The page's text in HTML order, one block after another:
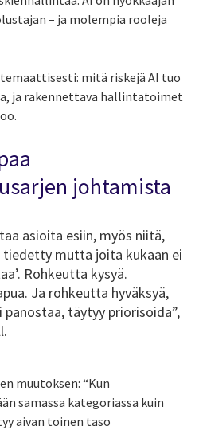
– ja molempia rooleja
mitä riskejä AI tuo
ja rakennettava hallintatoimet
johtamista
asioita esiin, myös niitä,
mutta joita kukaan ei
Rohkeutta kysyä.
Ja rohkeutta hyväksyä,
täytyy priorisoida”,
muutoksen: “Kun
samassa kategoriassa kuin
aivan toinen taso